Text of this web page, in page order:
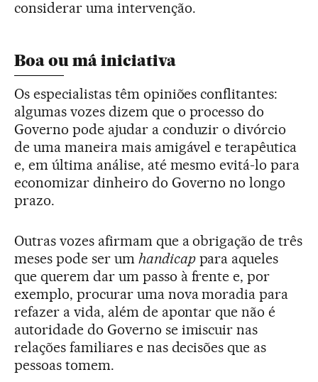
considerar uma intervenção.
Boa ou má iniciativa
Os especialistas têm opiniões conflitantes:
algumas vozes dizem que o processo do
Governo pode ajudar a conduzir o divórcio
de uma maneira mais amigável e terapêutica
e, em última análise, até mesmo evitá-lo para
economizar dinheiro do Governo no longo
prazo.
Outras vozes afirmam que a obrigação de três
meses pode ser um handicappara aqueles
que querem dar um passo à frente e, por
exemplo, procurar uma nova moradia para
refazer a vida, além de apontar que não é
autoridade do Governo se imiscuir nas
relações familiares e nas decisões que as
pessoas tomem.